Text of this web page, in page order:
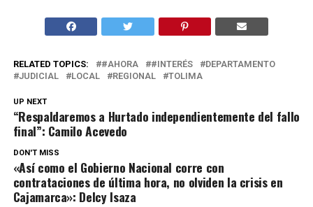
RELATED TOPICS: #AHORA #INTERÉS
DEPARTAMENTO
JUDICIAL
LOCAL REGIONAL TOLIMA
UP NEXT
“Respaldaremos a Hurtado independientemente del fallo
final”: Camilo Acevedo
DON'T MISS
«Así como el Gobierno Nacional corre con
contrataciones de última hora, no olviden la crisis en
Cajamarca»: Delcy Isaza